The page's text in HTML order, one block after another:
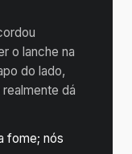
o lanche na
do lado,
dá
fome; nós